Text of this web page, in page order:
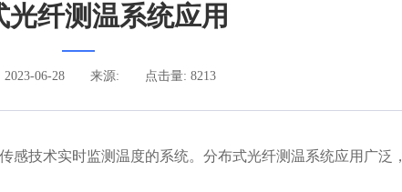
光纤测温系统应用
06-28 来源: 点击量: 8213
技术实时监测温度的系统。分布式光纤测温系统应用广泛，